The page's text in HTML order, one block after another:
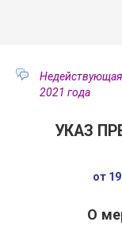
2021 года
УКАЗ
от
О